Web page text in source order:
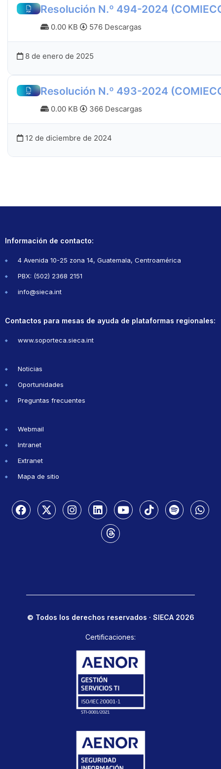
Resolución N.º 494-2024
0.00 KB 576 Descargas
8 de enero de 2025
Resolución N.º 493-2024
0.00 KB 366 Descargas
12 de diciembre de 2024
Información de contacto:
4 Avenida 10-25 zona 14, Guatemala, Centroamérica
PBX: (502) 2368 2151
info@sieca.int
Contactos para mesas de ayuda de plataformas regionales:
www.soporteca.sieca.int
Noticias
Oportunidades
Preguntas frecuentes
Webmail
Intranet
Extranet
Mapa de sitio
© Todos los derechos reservados · SIECA 2026
Certificaciones: